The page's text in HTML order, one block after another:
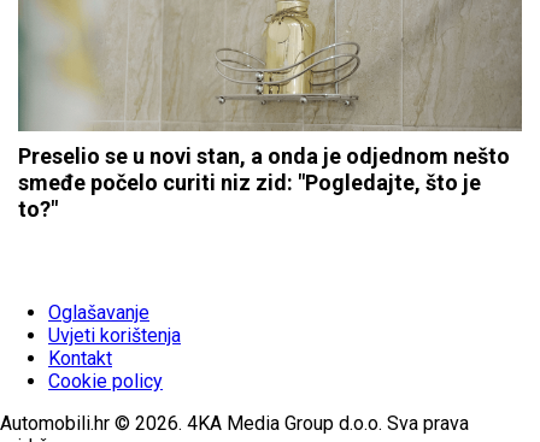
Preselio se u novi stan, a onda je odjednom nešto
smeđe počelo curiti niz zid: "Pogledajte, što je
to?"
Oglašavanje
Uvjeti korištenja
Kontakt
Cookie policy
Automobili.hr © 2026. 4KA Media Group d.o.o. Sva prava